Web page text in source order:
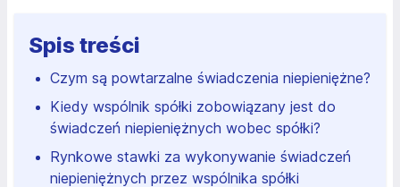
Spis treści
Czym są powtarzalne świadczenia niepieniężne?
Kiedy wspólnik spółki zobowiązany jest do
świadczeń niepieniężnych wobec spółki?
Rynkowe stawki za wykonywanie świadczeń
niepieniężnych przez wspólnika spółki